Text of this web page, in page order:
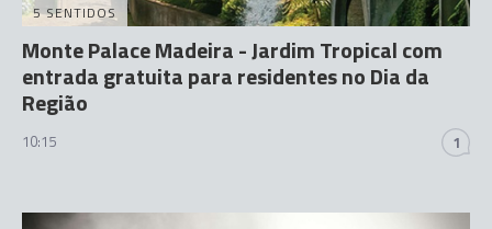
5 SENTIDOS
Monte Palace Madeira - Jardim Tropical com
entrada gratuita para residentes no Dia da
Região
10:15 1